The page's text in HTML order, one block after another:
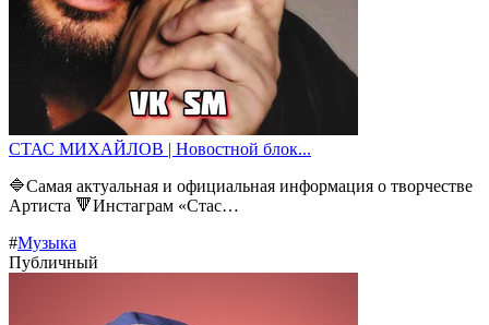
СТАС МИХАЙЛОВ | Новостной блок...
🔷Самая актуальная и официальная информация о творчестве
Артиста 🔻Инстаграм «Стас…
#Музыка
Публичный